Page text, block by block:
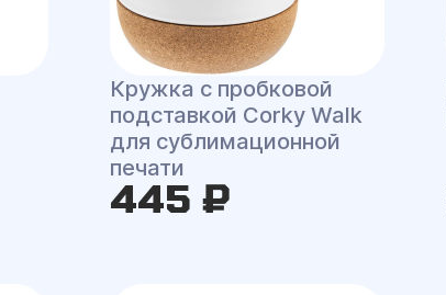
Кружка с пробковой
подставкой Corky Walk
для сублимационной
печати
445 ₽